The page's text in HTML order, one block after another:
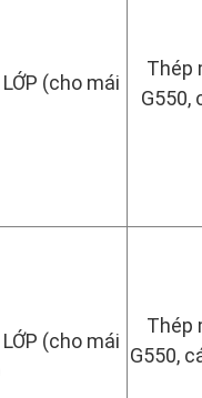
(cho mái
Thép
G550,
(cho mái
Thép
G550,